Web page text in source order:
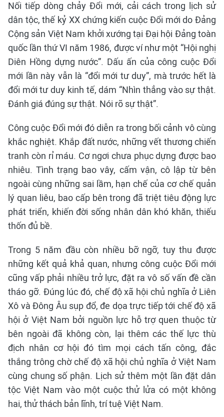
Nối tiếp dòng chảy Đổi mới, cải cách trong lịch sử
dân tộc, thế kỷ XX chứng kiến cuộc Đổi mới do Đảng
Cộng sản Việt Nam khởi xướng tại Đại hội Đảng toàn
quốc lần thứ VI năm 1986, được ví như một “Hội nghị
Diên Hồng dựng nước”. Dấu ấn của công cuộc Đổi
mới lần này vẫn là “đổi mới tư duy”, mà trước hết là
đổi mới tư duy kinh tế, dám “Nhìn thẳng vào sự thật.
Đánh giá đúng sự thật. Nói rõ sự thật”.
Công cuộc Đổi mới đó diễn ra trong bối cảnh vô cùng
khắc nghiệt. Khắp đất nước, những vết thương chiến
tranh còn rỉ máu. Cơ ngơi chưa phục dựng được bao
nhiêu. Tình trạng bao vây, cấm vận, cô lập từ bên
ngoài cùng những sai lầm, hạn chế của cơ chế quản
lý quan liêu, bao cấp bên trong đã triệt tiêu động lực
phát triển, khiến đời sống nhân dân khó khăn, thiếu
thốn đủ bề.
Trong 5 năm đầu còn nhiều bỡ ngỡ, tuy thu được
những kết quả khả quan, nhưng công cuộc Đổi mới
cũng vấp phải nhiều trở lực, đặt ra vô số vấn đề cần
tháo gỡ. Đúng lúc đó, chế độ xã hội chủ nghĩa ở Liên
Xô và Đông Âu sụp đổ, đe dọa trực tiếp tới chế độ xã
hội ở Việt Nam bởi nguồn lực hỗ trợ quen thuộc từ
bên ngoài đã không còn, lại thêm các thế lực thù
địch nhân cơ hội đó tìm mọi cách tấn công, đắc
thắng trông chờ chế độ xã hội chủ nghĩa ở Việt Nam
cùng chung số phận. Lịch sử thêm một lần đặt dân
tộc Việt Nam vào một cuộc thử lửa có một không
hai, thử thách bản lĩnh, trí tuệ Việt Nam.